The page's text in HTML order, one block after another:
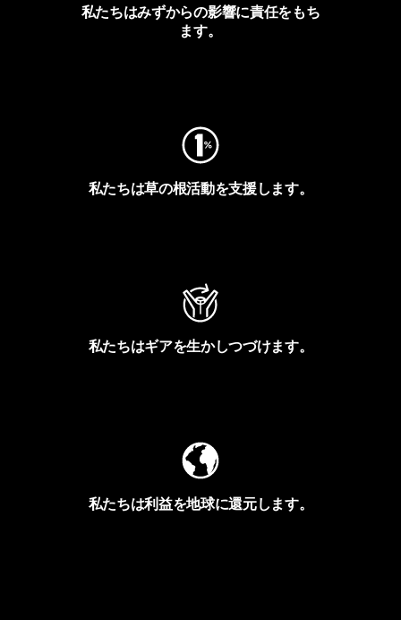
私たちはみずからの影響に責任をもち
ます。
私たちは草の根活動を支援します。
私たちはギアを生かしつづけます。
私たちは利益を地球に還元します。